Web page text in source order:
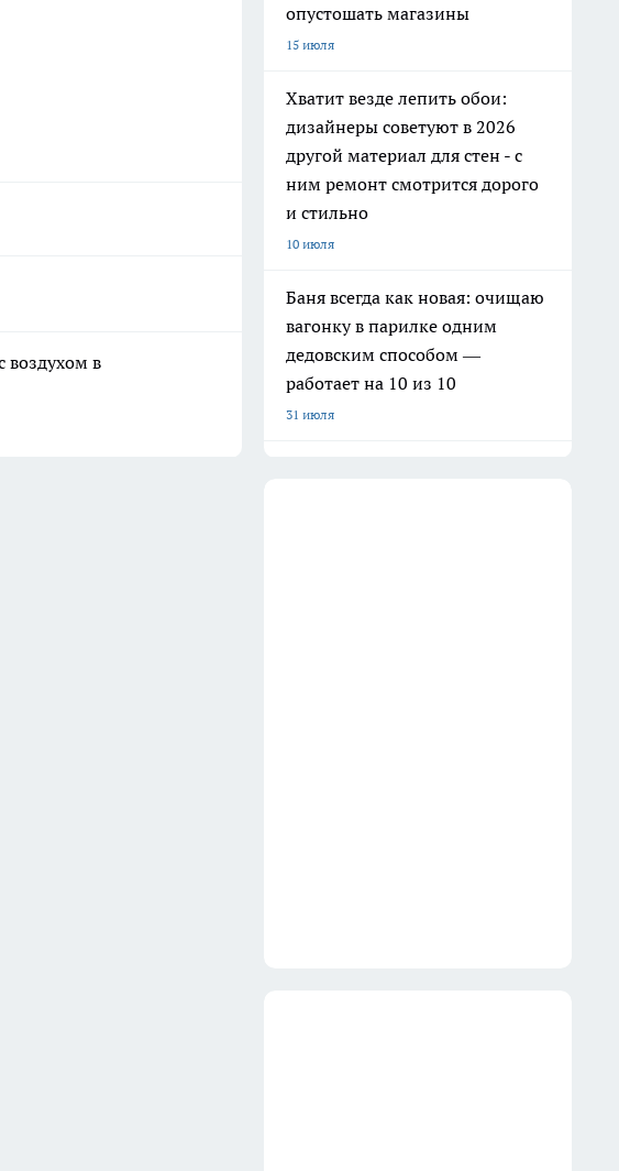
воздухом в
опустошать магазины
15 июля
Хватит везде лепить обои:
дизайнеры советуют в 2026
другой материал для стен - с
ним ремонт смотрится дорого
и стильно
10 июля
Баня всегда как новая: очищаю
вагонку в парилке одним
дедовским способом —
работает на 10 из 10
31 июля